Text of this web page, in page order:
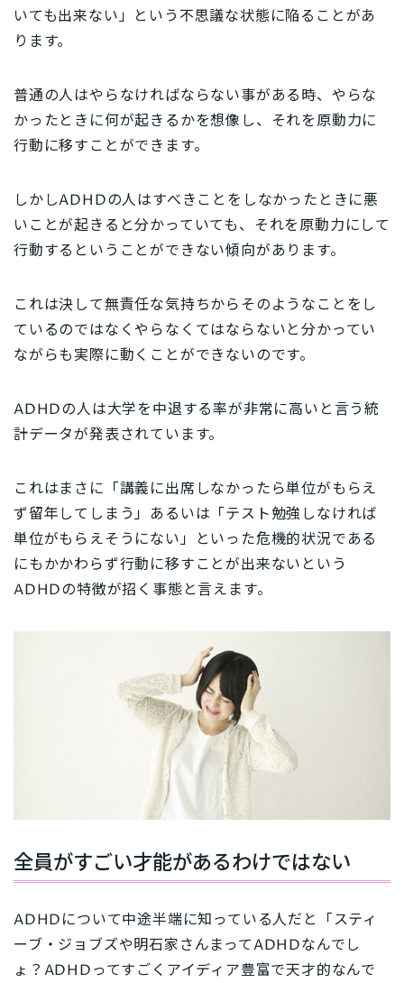
いても出来ない」という不思議な状態に陥ることがあ
ります。
普通の人はやらなければならない事がある時、やらな
かったときに何が起きるかを想像し、それを原動力に
行動に移すことができます。
しかしADHDの人はすべきことをしなかったときに悪
いことが起きると分かっていても、それを原動力にして
行動するということができない傾向があります。
これは決して無責任な気持ちからそのようなことをし
ているのではなくやらなくてはならないと分かってい
ながらも実際に動くことができないのです。
ADHDの人は大学を中退する率が非常に高いと言う統
計データが発表されています。
これはまさに「講義に出席しなかったら単位がもらえ
ず留年してしまう」あるいは「テスト勉強しなければ
単位がもらえそうにない」といった危機的状況である
にもかかわらず行動に移すことが出来ないという
ADHDの特徴が招く事態と言えます。
全員がすごい才能があるわけではない
ADHDについて中途半端に知っている人だと「スティ
ーブ・ジョブズや明石家さんまってADHDなんでし
ょ？ADHDってすごくアイディア豊富で天才的なんで